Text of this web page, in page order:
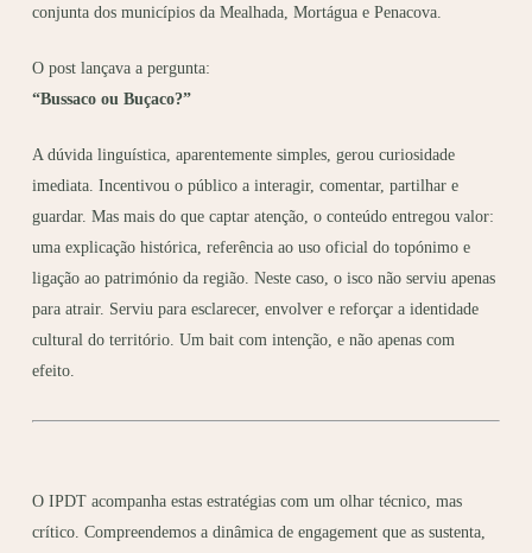
conjunta dos municípios da Mealhada, Mortágua e Penacova.
O post lançava a pergunta:
“Bussaco ou Buçaco?”
A dúvida linguística, aparentemente simples, gerou curiosidade
imediata. Incentivou o público a interagir, comentar, partilhar e
guardar. Mas mais do que captar atenção, o conteúdo entregou valor:
uma explicação histórica, referência ao uso oficial do topónimo e
ligação ao património da região. Neste caso, o isco não serviu apenas
para atrair. Serviu para esclarecer, envolver e reforçar a identidade
cultural do território. Um bait com intenção, e não apenas com
efeito.
O IPDT acompanha estas estratégias com um olhar técnico, mas
crítico. Compreendemos a dinâmica de engagement que as sustenta,